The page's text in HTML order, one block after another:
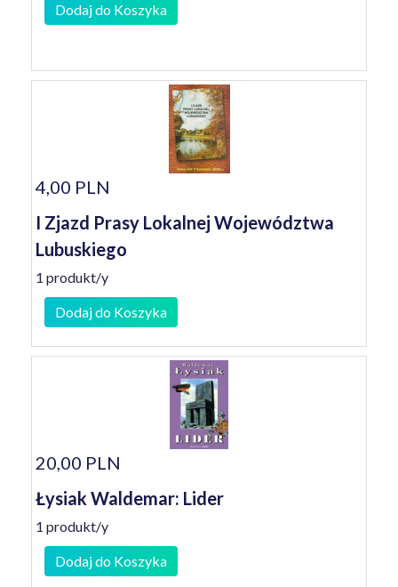
Dodaj do Koszyka
4,00 PLN
I Zjazd Prasy Lokalnej Województwa
Lubuskiego
1 produkt/y
Dodaj do Koszyka
20,00 PLN
Łysiak Waldemar: Lider
1 produkt/y
Dodaj do Koszyka